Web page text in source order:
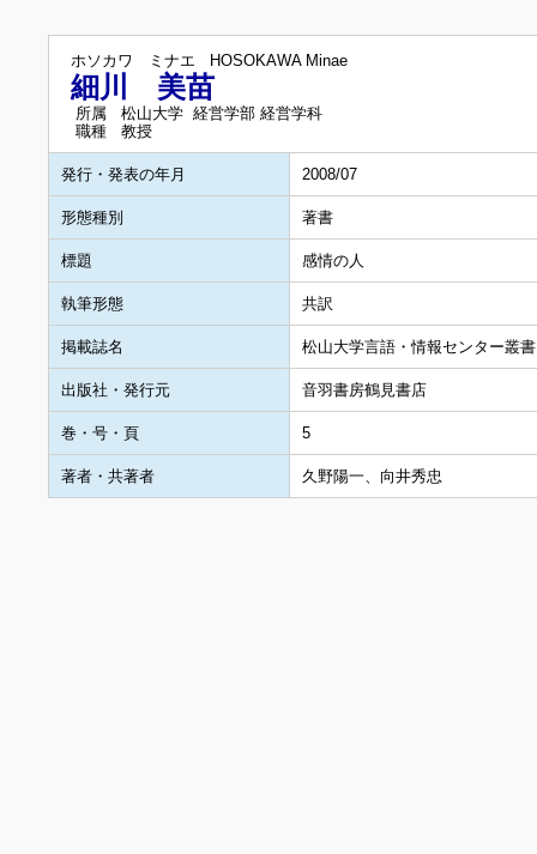
ホソカワ ミナエ HOSOKAWA Minae
細川 美苗
所属
松山大学 経営学部 経営学科
職種
教授
発行・発表の年月 2008/07
形態種別 著書
標題 感情の人
執筆形態 共訳
掲載誌名 松山大学言語・情報センター叢書
出版社・発行元 音羽書房鶴見書店
巻・号・頁 5
著者・共著者 久野陽一、向井秀忠